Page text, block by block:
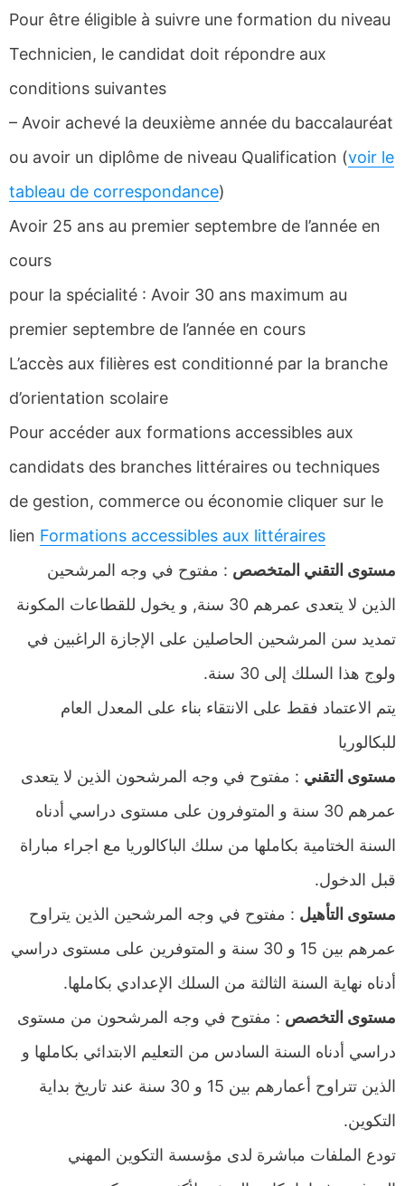
Pour être éligible à suivre une formation du niveau
Technicien, le candidat doit répondre aux
conditions suivantes
– Avoir achevé la deuxième année du baccalauréat
ou avoir un diplôme de niveau Qualification (voir le
tableau de correspondance)
Avoir 25 ans au premier septembre de l’année en
cours
pour la spécialité : Avoir 30 ans maximum au
premier septembre de l’année en cours
L’accès aux filières est conditionné par la branche
d’orientation scolaire
Pour accéder aux formations accessibles aux
candidats des branches littéraires ou techniques
de gestion, commerce ou économie cliquer sur le
lien Formations accessibles aux littéraires
مستوى التقني المتخصص : مفتوح في وجه المرشحين
الذين لا يتعدى عمرهم 30 سنة, و يخول للقطاعات المكونة
تمديد سن المرشحين الحاصلين على الإجازة الراغبين في
ولوج هذا السلك إلى 30 سنة.
يتم الاعتماد فقط على الانتقاء بناء على المعدل العام
للبكالوريا
مستوى التقني : مفتوح في وجه المرشحون الذين لا يتعدى
عمرهم 30 سنة و المتوفرون على مستوى دراسي أدناه
السنة الختامية بكاملها من سلك الباكالوريا مع اجراء مباراة
قبل الدخول.
مستوى التأهيل : مفتوح في وجه المرشحين الذين يتراوح
عمرهم بين 15 و 30 سنة و المتوفرين على مستوى دراسي
أدناه نهاية السنة الثالثة من السلك الإعدادي بكاملها.
مستوى التخصص : مفتوح في وجه المرشحون من مستوى
دراسي أدناه السنة السادس من التعليم الابتدائي بكاملها و
الذين تتراوح أعمارهم بين 15 و 30 سنة عند تاريخ بداية
التكوين.
تودع الملفات مباشرة لدى مؤسسة التكوين المهني